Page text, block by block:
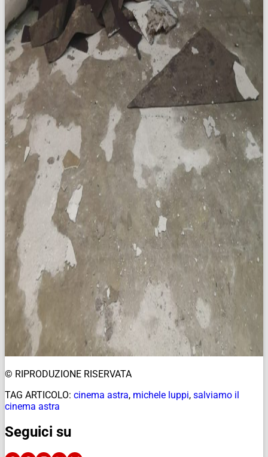
© RIPRODUZIONE RISERVATA
TAG ARTICOLO: cinema astra, michele luppi, salviamo il
cinema astra
Seguici su